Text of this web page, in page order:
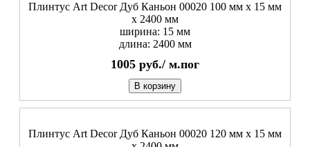
Плинтус Art Decor Дуб Каньон 00020 100 мм х 15 мм
х 2400 мм
ширина: 15 мм
длина: 2400 мм
1005 руб./ м.пог
В корзину
Плинтус Art Decor Дуб Каньон 00020 120 мм х 15 мм